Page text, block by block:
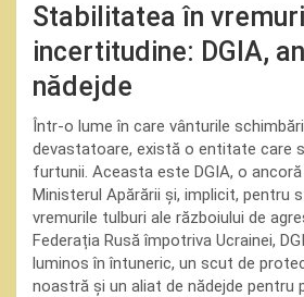
Stabilitatea în
incertitudine: DGIA,
nădejde
Într-o lume în care vânturile
devastatoare, există o entitate care
furtunii. Aceasta este DGIA, o
Ministerul Apărării și, implicit, pentru
vremurile tulburi ale războiului de
Federația Rusă împotriva Ucrainei,
luminos în întuneric, un scut de
noastră și un aliat de nădejde pentru